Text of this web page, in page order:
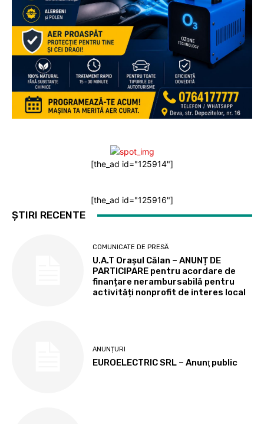
[the_ad id="125914"]
[the_ad id="125916"]
ȘTIRI RECENTE
COMUNICATE DE PRESĂ
U.A.T Orașul Călan – ANUNȚ DE
PARTICIPARE pentru acordare de
finanțare nerambursabilă pentru
activități nonprofit de interes local
ANUNȚURI
EUROELECTRIC SRL – Anunţ public